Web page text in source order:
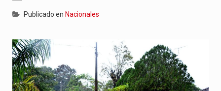
Publicado en Nacionales